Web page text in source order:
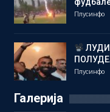
Плусинфо
Плусинфо
Галерија